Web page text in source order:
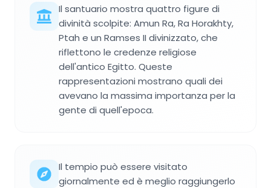
Il santuario mostra quattro figure di
divinità scolpite: Amun Ra, Ra Horakhty,
Ptah e un Ramses II divinizzato, che
riflettono le credenze religiose
dell'antico Egitto. Queste
rappresentazioni mostrano quali dei
avevano la massima importanza per la
gente di quell'epoca.
Il tempio può essere visitato
giornalmente ed è meglio raggiungerlo